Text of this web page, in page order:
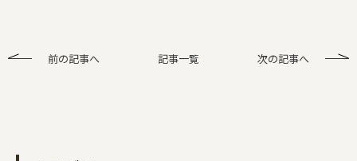
前の記事へ 記事一覧 次の記事へ